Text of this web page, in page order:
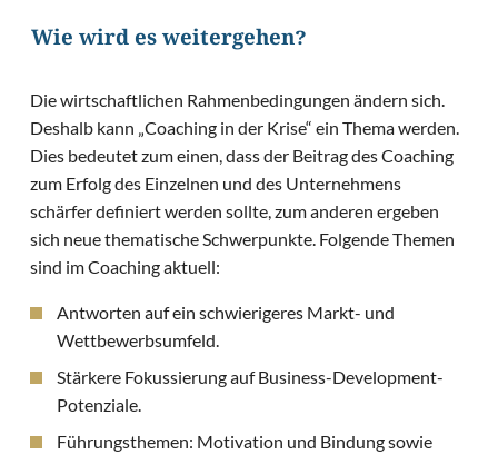
Wie wird es weitergehen?
Die wirtschaftlichen Rahmenbedingungen ändern sich.
Deshalb kann „Coaching in der Krise“ ein Thema werden.
Dies bedeutet zum einen, dass der Beitrag des Coaching
zum Erfolg des Einzelnen und des Unternehmens
schärfer definiert werden sollte, zum anderen ergeben
sich neue thematische Schwerpunkte. Folgende Themen
sind im Coaching aktuell:
Antworten auf ein schwierigeres Markt- und
Wettbewerbsumfeld.
Stärkere Fokussierung auf Business-Development-
Potenziale.
Führungsthemen: Motivation und Bindung sowie